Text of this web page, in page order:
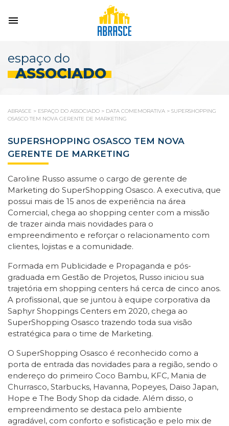
espaço do
ASSOCIADO
ABRASCE > ESPAÇO DO ASSOCIADO > DATA COMEMORATIVA > SUPERSHOPPING
OSASCO TEM NOVA GERENTE DE MARKETING
SUPERSHOPPING OSASCO TEM NOVA
GERENTE DE MARKETING
Caroline Russo assume o cargo de gerente de
Marketing do SuperShopping Osasco. A executiva, que
possui mais de 15 anos de experiência na área
Comercial, chega ao shopping center com a missão
de trazer ainda mais novidades para o
empreendimento e reforçar o relacionamento com
clientes, lojistas e a comunidade.
Formada em Publicidade e Propaganda e pós-
graduada em Gestão de Projetos, Russo iniciou sua
trajetória em shopping centers há cerca de cinco anos.
A profissional, que se juntou à equipe corporativa da
Saphyr Shoppings Centers em 2020, chega ao
SuperShopping Osasco trazendo toda sua visão
estratégica para o time de Marketing.
O SuperShopping Osasco é reconhecido como a
porta de entrada das novidades para a região, sendo o
endereço do primeiro Coco Bambu, KFC, Mania de
Churrasco, Starbucks, Havanna, Popeyes, Daiso Japan,
Hope e The Body Shop da cidade. Além disso, o
empreendimento se destaca pelo ambiente
agradável, com conforto e sofisticação e pelo mix de